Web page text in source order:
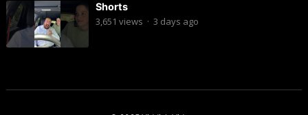
Shorts
3,651 views · 3 days ago